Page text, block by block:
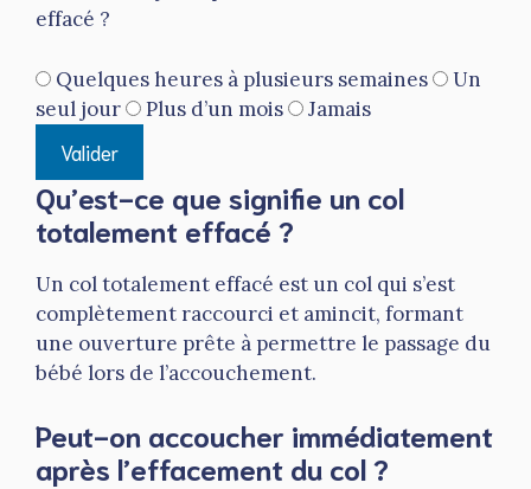
effacé ?
Quelques heures à plusieurs semaines
Un
seul jour
Plus d’un mois
Jamais
Valider
Qu’est-ce que signifie un col
totalement effacé ?
Un col totalement effacé est un col qui s’est
complètement raccourci et amincit, formant
une ouverture prête à permettre le passage du
bébé lors de l’accouchement.
Peut-on accoucher immédiatement
après l’effacement du col ?